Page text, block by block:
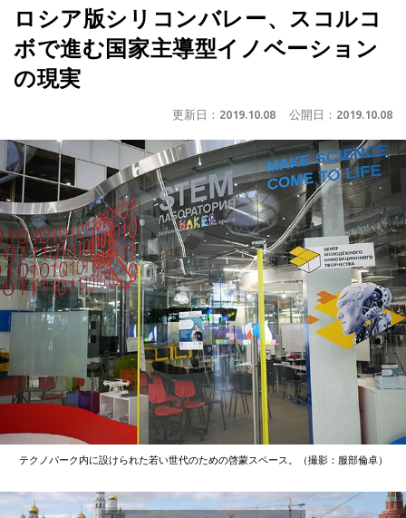
ロシア版シリコンバレー、スコルコ
ボで進む国家主導型イノベーション
の現実
更新日： 2019.10.08 公開日： 2019.10.08
テクノパーク内に設けられた若い世代のための啓蒙スペース。（撮影：服部倫卓）